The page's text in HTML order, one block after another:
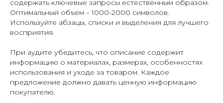
содержать ключевые запросы естественным образом.
Оптимальный объем – 1000-2000 символов.
Используйте абзацы, списки и выделения для лучшего
восприятия.
При аудите убедитесь, что описание содержит
информацию о материалах, размерах, особенностях
использования и уходе за товаром. Каждое
предложение должно давать ценную информацию
покупателю.